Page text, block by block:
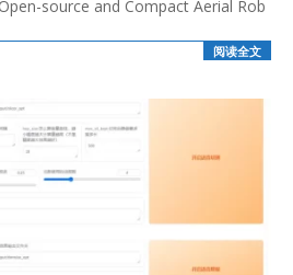
source and Compact Aerial Rob
阅读全文